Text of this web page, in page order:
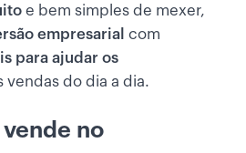
e bem simples de mexer,
empresarial com
para ajudar os
vendas do dia a dia.
no